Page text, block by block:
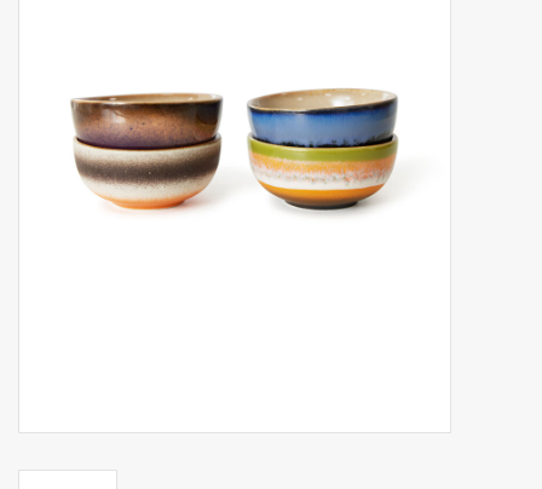
Keukenspullen